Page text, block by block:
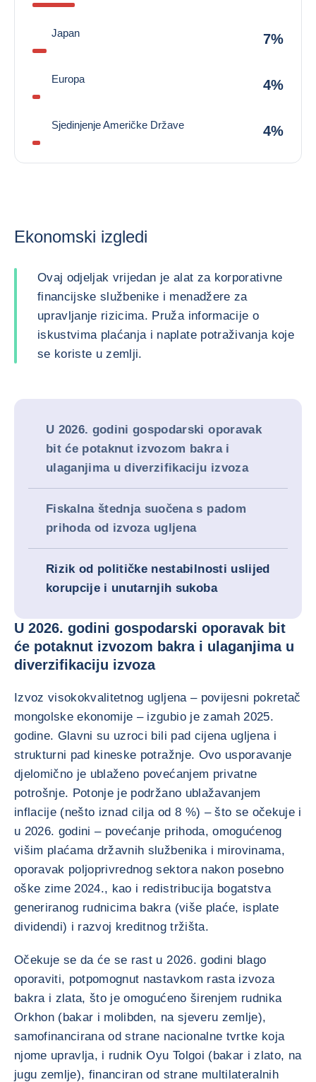
Japan 7%
Europa 4%
Sjedinjenje Američke Države 4%
Ekonomski izgledi
Ovaj odjeljak vrijedan je alat za korporativne
financijske službenike i menadžere za
upravljanje rizicima. Pruža informacije o
iskustvima plaćanja i naplate potraživanja koje
se koriste u zemlji.
U 2026. godini gospodarski oporavak
bit će potaknut izvozom bakra i
ulaganjima u diverzifikaciju izvoza
Fiskalna štednja suočena s padom
prihoda od izvoza ugljena
Rizik od političke nestabilnosti uslijed
korupcije i unutarnjih sukoba
U 2026. godini gospodarski oporavak bit
će potaknut izvozom bakra i ulaganjima u
diverzifikaciju izvoza
Izvoz visokokvalitetnog ugljena – povijesni pokretač
mongolske ekonomije – izgubio je zamah 2025.
godine. Glavni su uzroci bili pad cijena ugljena i
strukturni pad kineske potražnje. Ovo usporavanje
djelomično je ublaženo povećanjem privatne
potrošnje. Potonje je podržano ublažavanjem
inflacije (nešto iznad cilja od 8 %) – što se očekuje i
u 2026. godini – povećanje prihoda, omogućenog
višim plaćama državnih službenika i mirovinama,
oporavak poljoprivrednog sektora nakon posebno
oške zime 2024., kao i redistribucija bogatstva
generiranog rudnicima bakra (više plaće, isplate
dividendi) i razvoj kreditnog tržišta.
Očekuje se da će se rast u 2026. godini blago
oporaviti, potpomognut nastavkom rasta izvoza
bakra i zlata, što je omogućeno širenjem rudnika
Orkhon (bakar i molibden, na sjeveru zemlje),
samofinancirana od strane nacionalne tvrtke koja
njome upravlja, i rudnik Oyu Tolgoi (bakar i zlato, na
jugu zemlje), financiran od strane multilateralnih